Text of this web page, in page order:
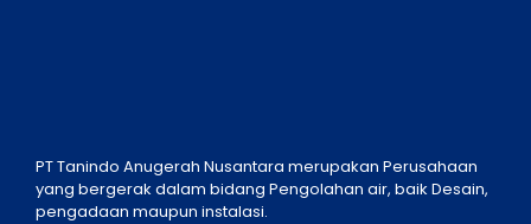
PT Tanindo Anugerah Nusantara merupakan Perusahaan
yang bergerak dalam bidang Pengolahan air, baik Desain,
pengadaan maupun instalasi.